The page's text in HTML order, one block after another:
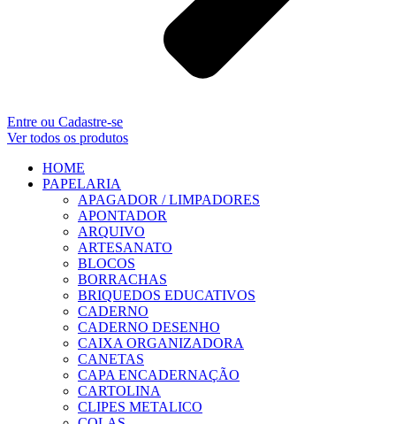
Entre ou Cadastre-se
Ver todos os produtos
HOME
PAPELARIA
APAGADOR / LIMPADORES
APONTADOR
ARQUIVO
ARTESANATO
BLOCOS
BORRACHAS
BRIQUEDOS EDUCATIVOS
CADERNO
CADERNO DESENHO
CAIXA ORGANIZADORA
CANETAS
CAPA ENCADERNAÇÃO
CARTOLINA
CLIPES METALICO